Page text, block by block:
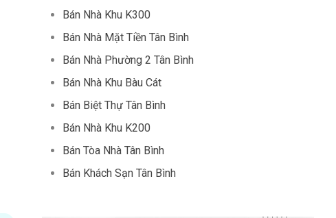
Bán Nhà Khu K300
Bán Nhà Mặt Tiền Tân Bình
Bán Nhà Phường 2 Tân Bình
Bán Nhà Khu Bàu Cát
Bán Biệt Thự Tân Bình
Bán Nhà Khu K200
Bán Tòa Nhà Tân Bình
Bán Khách Sạn Tân Bình